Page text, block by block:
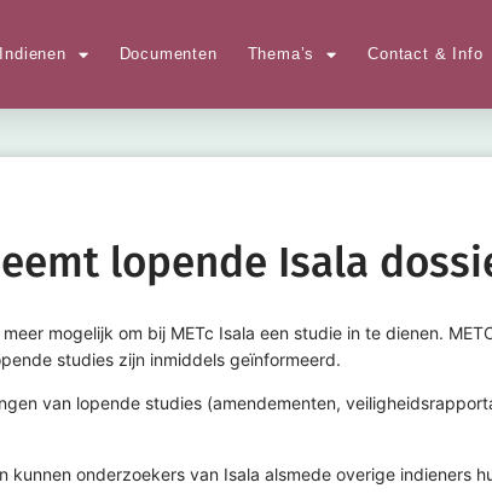
Indienen Documenten Thema’s Contact & Info
lopende Isala
mogelijk om bij METc Isala een studie in te dienen.
studies zijn inmiddels geïnformeerd.
van lopende studies (amendementen,
kunnen onderzoekers van Isala alsmede overige indieners